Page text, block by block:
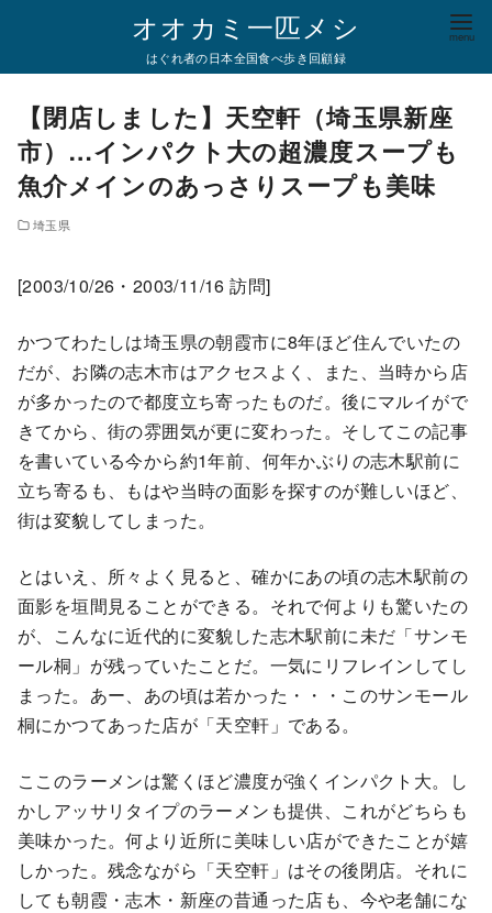
テ
オオカミ一匹メシ
はぐれ者の日本全国食べ歩き回顧録
【閉店しました】天空軒（埼玉県新座
市）…インパクト大の超濃度スープも
魚介メインのあっさりスープも美味
埼玉県
[2003/10/26・2003/11/16 訪問]
かつてわたしは埼玉県の朝霞市に8年ほど住んでいたの
だが、お隣の志木市はアクセスよく、また、当時から店
が多かったので都度立ち寄ったものだ。後にマルイがで
きてから、街の雰囲気が更に変わった。そしてこの記事
を書いている今から約1年前、何年かぶりの志木駅前に
立ち寄るも、もはや当時の面影を探すのが難しいほど、
街は変貌してしまった。
とはいえ、所々よく見ると、確かにあの頃の志木駅前の
面影を垣間見ることができる。それで何よりも驚いたの
が、こんなに近代的に変貌した志木駅前に未だ「サンモ
ール桐」が残っていたことだ。一気にリフレインしてし
まった。あー、あの頃は若かった・・・このサンモール
桐にかつてあった店が「天空軒」である。
ここのラーメンは驚くほど濃度が強くインパクト大。し
かしアッサリタイプのラーメンも提供、これがどちらも
美味かった。何より近所に美味しい店ができたことが嬉
しかった。残念ながら「天空軒」はその後閉店。それに
しても朝霞・志木・新座の昔通った店も、今や老舗にな